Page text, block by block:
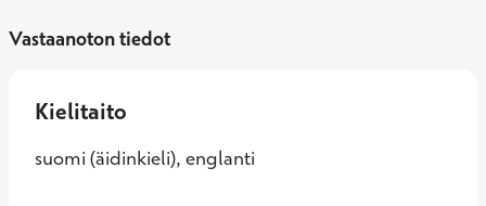
Vastaanoton tiedot
Kielitaito
suomi (äidinkieli), englanti